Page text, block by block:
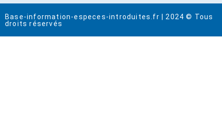
Base-information-especes-introduites.fr | 2024 © Tous
droits réservés